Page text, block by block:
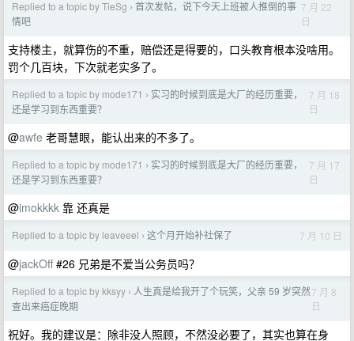
Replied to a topic by TieSg › 首次发帖，说下今天上班被人推倒的事
情吧
7 月 22
日
支持楼主，就算伤的不重，赔偿还是得要的，口头教育根本没啥用。
罚个几百块，下次就老实多了。
Replied to a topic by mode171 › 实习的时候到底是大厂的经历重要，
还是学习到东西重要？
7 月 18
日
@awfe 老哥慧眼，能认出来的不多了。
Replied to a topic by mode171 › 实习的时候到底是大厂的经历重要，
还是学习到东西重要？
7 月 17
日
@imokkkk 靠 还真是
Replied to a topic by leaveeel › 这个月开始补社保了 7 月 10 日
@jackOff#26 兄弟是不爱当公务员吗？
Replied to a topic by kksyy › 人生真是给我开了个玩笑，父亲 59 岁突然
查出来癌症晚期
7 月 8
日
祝好。我的建议是：除非没人照顾，不然没必要了，其实也算在身